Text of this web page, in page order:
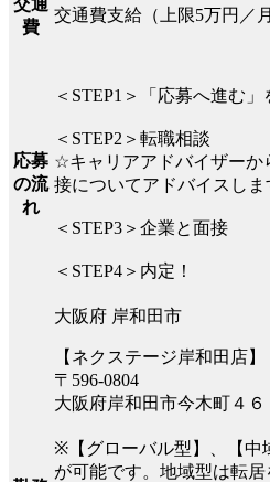
費
交通費支給（上限5万円／月
応募
の流
れ
＜STEP1＞「応募へ進む」
＜STEP2＞転職相談
☆キャリアアドバイザーか
接についてアドバイスしま
＜STEP3＞企業と面接
＜STEP4＞内定！
大阪府 岸和田市
【ネクステージ岸和田店】
〒596-0804
大阪府岸和田市今木町４６
※【グローバル型】、【中
が可能です。地域型は転